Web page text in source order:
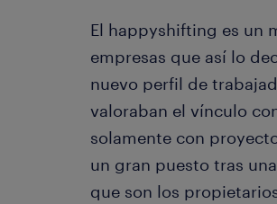
El happyshifting es un
empresas que así lo
nuevo perfil de
valoraban el vínculo
solamente con
un gran puesto tras
que son los